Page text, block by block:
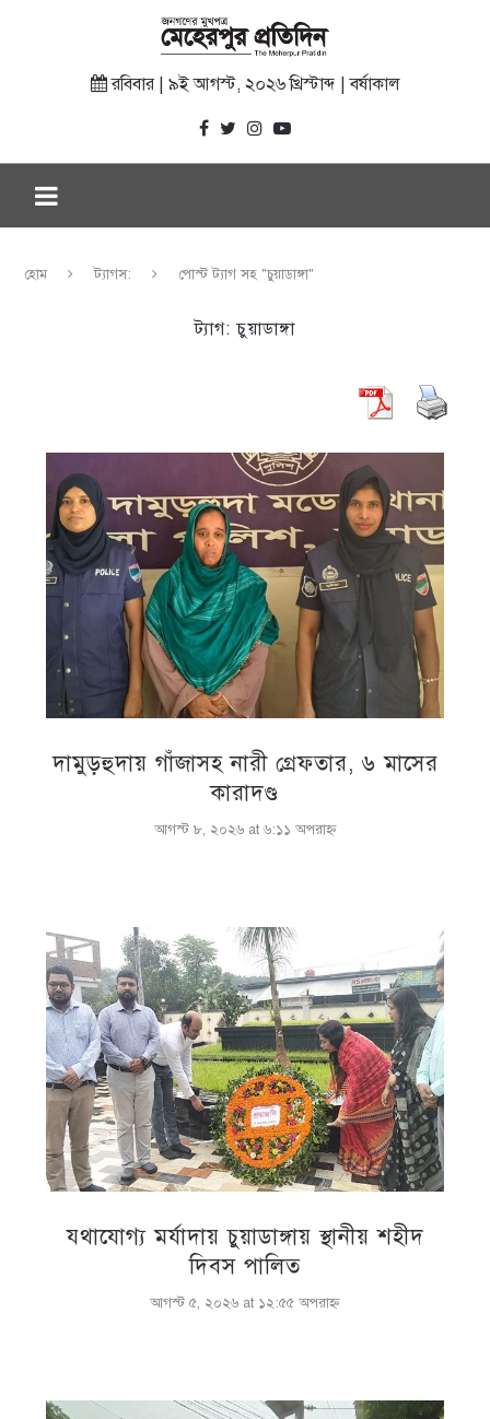
রবিবার | ৯ই আগস্ট, ২০২৬ খ্রিস্টাব্দ | বর্ষাকাল
হোম ট্যাগস: পোস্ট ট্যাগ সহ "চুয়াডাঙ্গা"
ট্যাগ: চুয়াডাঙ্গা
দামুড়হুদায় গাঁজাসহ নারী গ্রেফতার, ৬ মাসের
কারাদণ্ড
আগস্ট ৮, ২০২৬ at ৬:১১ অপরাহ্ণ
যথাযোগ্য মর্যাদায় চুয়াডাঙ্গায় স্থানীয় শহীদ
দিবস পা‌লিত
আগস্ট ৫, ২০২৬ at ১২:৫৫ অপরাহ্ণ